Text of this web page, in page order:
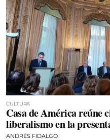
CULTURA
Casa de América reúne
liberalismo en la
ANDRÉS FIDALGO